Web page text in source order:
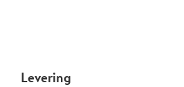
Levering